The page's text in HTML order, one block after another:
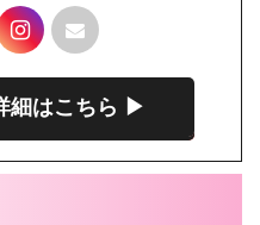
細はこちら ▶︎